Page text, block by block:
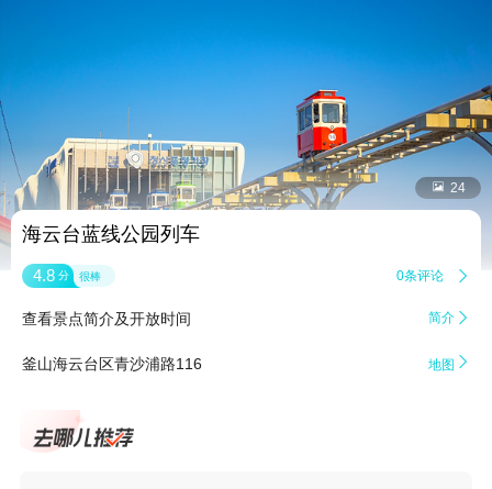
 24
海云台蓝线公园列车
4.8 分 很棒 0条评论 
查看景点简介及开放时间 简介 
釜山海云台区青沙浦路116 地图 